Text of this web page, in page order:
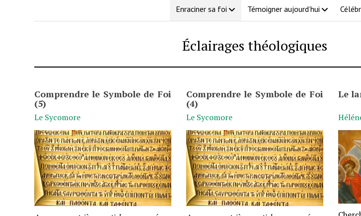
Enraciner sa foi Témoigner aujourd’hui
Éclairages théologiques
Comprendre le Symbole de Foi
(5)
Le Sycomore
Comprendre le Symbole de Foi
(4)
Le Sycomore
Le